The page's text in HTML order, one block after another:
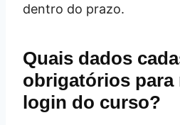
dentro do prazo.
Quais dados
obrigatórios para
login do curso?